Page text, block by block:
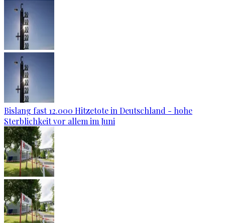
Bislang fast 12.000 Hitzetote in Deutschland - hohe
Sterblichkeit vor allem im Juni